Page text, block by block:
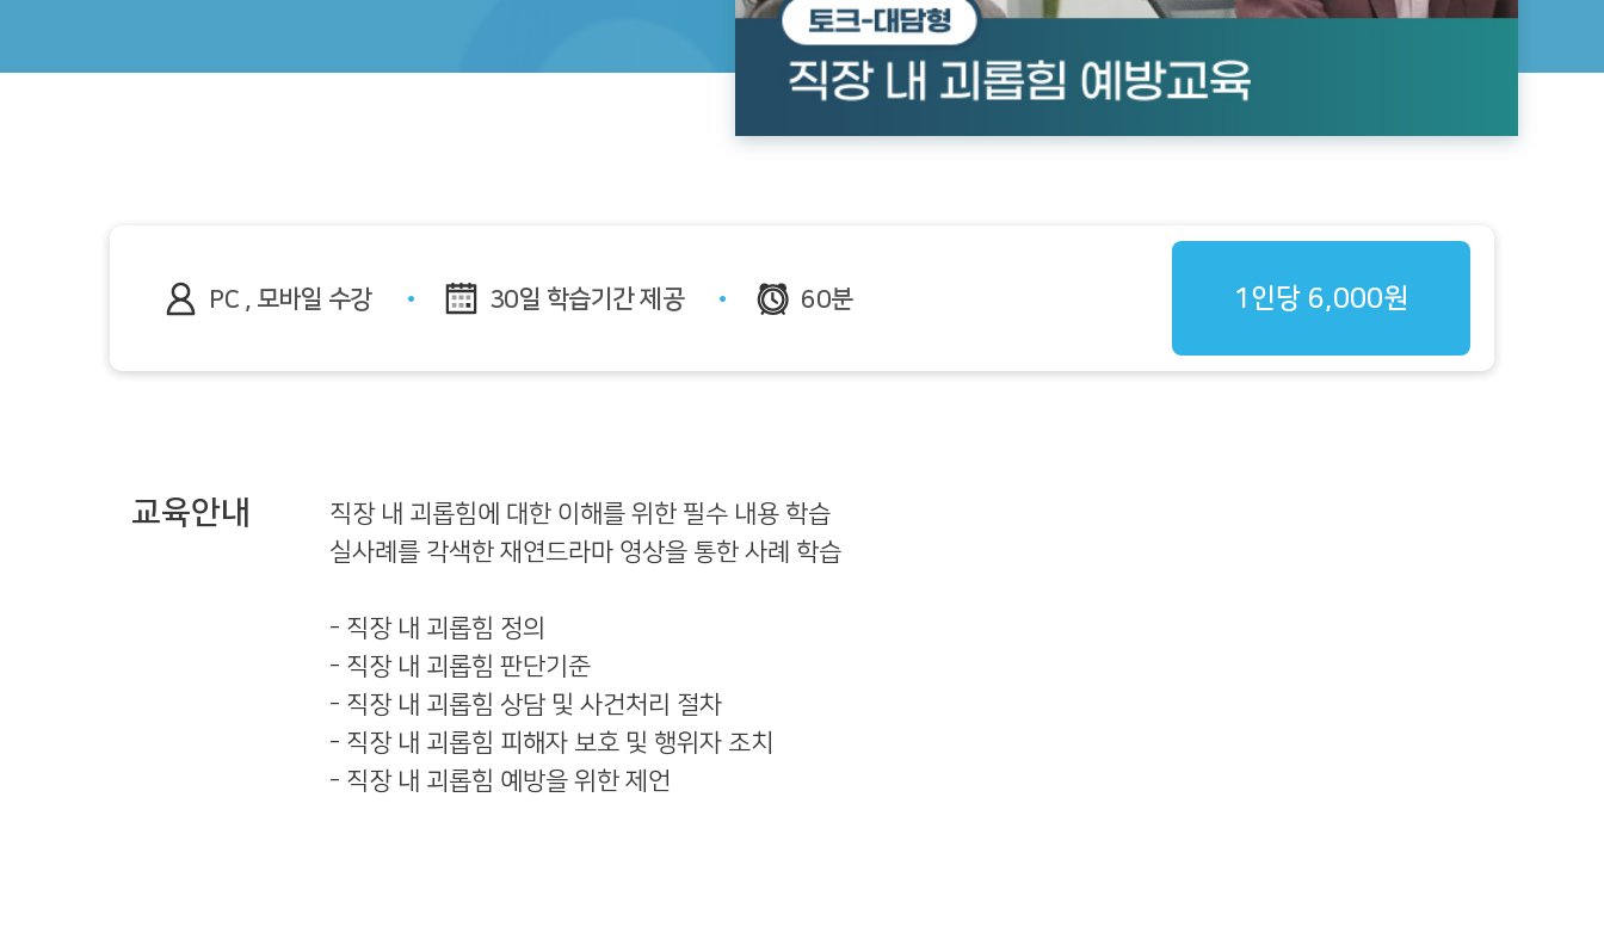
PC , 모바일 수강 30일 학습기간 제공 60분 1인당 6,000원
교육안내
직장 내 괴롭힘에 대한 이해를 위한 필수 내용 학습
실사례를 각색한 재연드라마 영상을 통한 사례 학습
- 직장 내 괴롭힘 정의
- 직장 내 괴롭힘 판단기준
- 직장 내 괴롭힘 상담 및 사건처리 절차
- 직장 내 괴롭힘 피해자 보호 및 행위자 조치
- 직장 내 괴롭힘 예방을 위한 제언